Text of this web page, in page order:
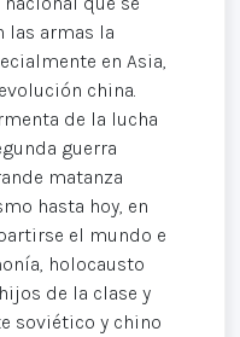
las armas la
en Asia,
china.
de la lucha
guerra
matanza
hasta hoy, en
el mundo e
holocausto
de la clase y
soviético y chino